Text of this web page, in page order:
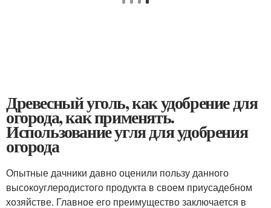
Древесный уголь, как удобрение для
огорода, как применять.
Использование угля для удобрения
огорода
Опытные дачники давно оценили пользу данного
высокоуглеродистого продукта в своем приусадебном
хозяйстве. Главное его преимущество заключается в